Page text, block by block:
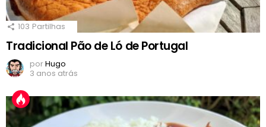
103 Partilhas
Tradicional Pão de Ló de Portugal
porHugo
3 anos atrás